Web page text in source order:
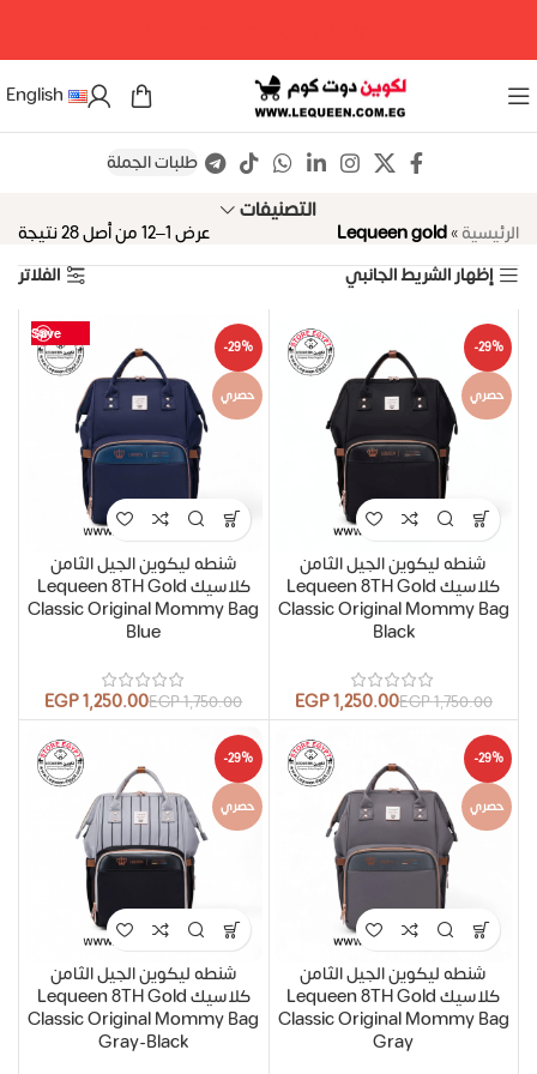
English
طلبات الجملة
التصنيفات
الرئيسية»
Lequeen gold
عرض 1–12 من أصل 28 نتيجة
إظهار الشريط الجانبي
الفلاتر
Save
-29%
حصري
شنطه ليكوين الجيل الثامن
كلاسيك Lequeen 8TH Gold
Classic Original Mommy Bag
Black
1,750.00
EGP
1,250.00
EGP
Save
-29%
حصري
شنطه ليكوين الجيل الثامن
كلاسيك Lequeen 8TH Gold
Classic Original Mommy Bag
Blue
1,750.00
EGP
1,250.00
EGP
Save
-29%
حصري
شنطه ليكوين الجيل الثامن
كلاسيك Lequeen 8TH Gold
Classic Original Mommy Bag
Gray
Save
-29%
حصري
شنطه ليكوين الجيل الثامن
كلاسيك Lequeen 8TH Gold
Classic Original Mommy Bag
Gray-Black
Save
Save
Save
Save
Save
Save
Save
Save